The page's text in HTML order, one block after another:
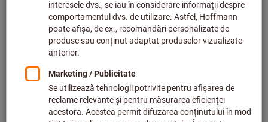
KNIPEX®
Cod articol.: 728630 10
În stoc
plus TVA,
plus cost livrare